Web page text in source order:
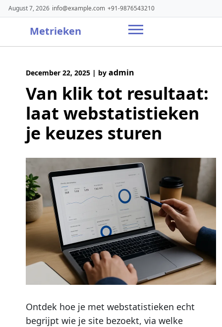
Skip
to
August 7, 2026 info@example.com +91-9876543210
Metrieken
December 22, 2025 | by admin
Van klik tot resultaat:
laat webstatistieken
je keuzes sturen
Ontdek hoe je met webstatistieken echt
begrijpt wie je site bezoekt, via welke